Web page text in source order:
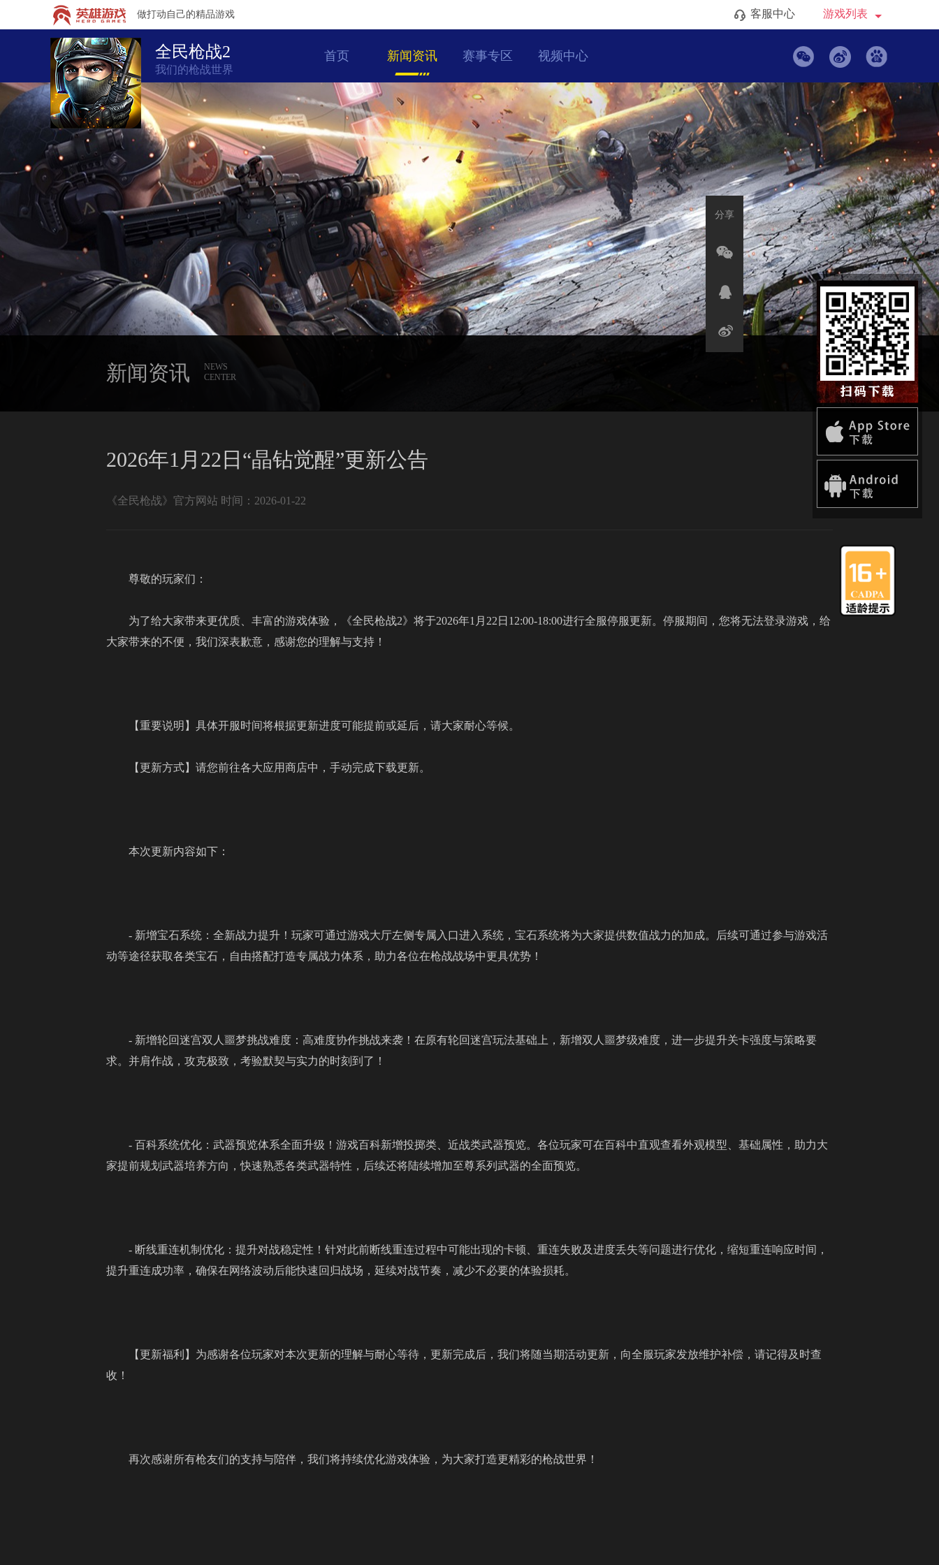
做打动自己的精品游戏 游戏列表
客服中心
全民枪战2
我们的枪战世界
首页 新闻资讯 赛事专区 视频中心
返回
列表
分享
新闻资讯
NEWS
CENTER
2026年1月22日“晶钻觉醒”更新公告
《全民枪战》官方网站 时间：2026-01-22
尊敬的玩家们：
为了给大家带来更优质、丰富的游戏体验，《全民枪战2》将于2026年1月22日12:00-18:00进行全服停服更新。停服期间，您将无法登录游戏，给
大家带来的不便，我们深表歉意，感谢您的理解与支持！
【重要说明】具体开服时间将根据更新进度可能提前或延后，请大家耐心等候。
【更新方式】请您前往各大应用商店中，手动完成下载更新。
本次更新内容如下：
- 新增宝石系统：全新战力提升！玩家可通过游戏大厅左侧专属入口进入系统，宝石系统将为大家提供数值战力的加成。后续可通过参与游戏活
动等途径获取各类宝石，自由搭配打造专属战力体系，助力各位在枪战战场中更具优势！
- 新增轮回迷宫双人噩梦挑战难度：高难度协作挑战来袭！在原有轮回迷宫玩法基础上，新增双人噩梦级难度，进一步提升关卡强度与策略要
求。并肩作战，攻克极致，考验默契与实力的时刻到了！
- 百科系统优化：武器预览体系全面升级！游戏百科新增投掷类、近战类武器预览。各位玩家可在百科中直观查看外观模型、基础属性，助力大
家提前规划武器培养方向，快速熟悉各类武器特性，后续还将陆续增加至尊系列武器的全面预览。
- 断线重连机制优化：提升对战稳定性！针对此前断线重连过程中可能出现的卡顿、重连失败及进度丢失等问题进行优化，缩短重连响应时间，
提升重连成功率，确保在网络波动后能快速回归战场，延续对战节奏，减少不必要的体验损耗。
【更新福利】为感谢各位玩家对本次更新的理解与耐心等待，更新完成后，我们将随当期活动更新，向全服玩家发放维护补偿，请记得及时查
收！
再次感谢所有枪友们的支持与陪伴，我们将持续优化游戏体验，为大家打造更精彩的枪战世界！